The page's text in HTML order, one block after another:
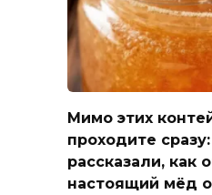
Мимо этих
проходите
рассказали, как
настоящий мёд